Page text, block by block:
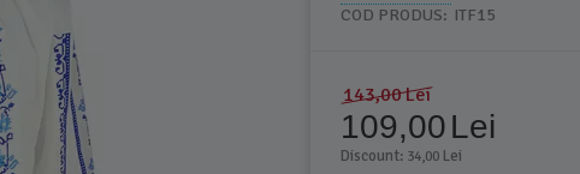
COD PRODUS: ITF15
143,00Lei
109,00Lei
Discount: 34,00 Lei